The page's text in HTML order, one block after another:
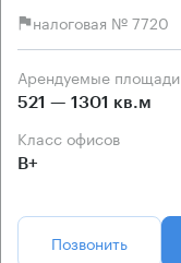
налоговая № 7720
Арендуемые площади
521 — 1301 кв.м
Класс офисов
B+
Позвонить